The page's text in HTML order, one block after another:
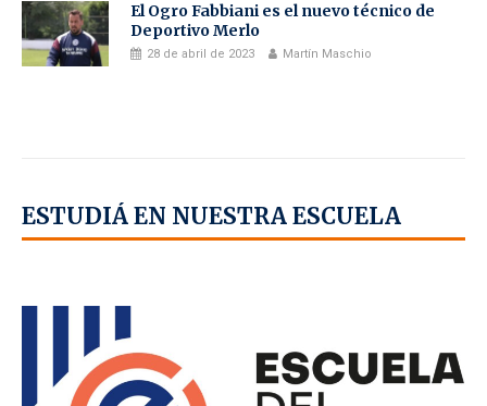
El Ogro Fabbiani es el nuevo técnico de
Deportivo Merlo
28 de abril de 2023 Martín Maschio
ESTUDIÁ EN NUESTRA ESCUELA